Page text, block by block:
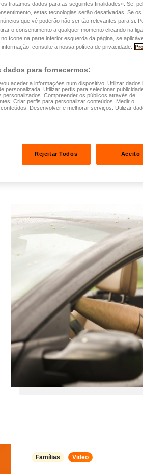
Ondas de calor:
proteger toda a
Descubra como proteger a
idosos e dos seus animais de
Bastam alguns gestos
associados às temperaturas
Famílias Video
tratamos dados para as seguintes finalidades». Se,
estas tecnologias serão desativadas. Se os
que vê poderão não ser tão relevantes para si.
o consentimento a qualquer momento clicando na
ícone na parte inferior esquerda da página, se
consulte a nossa política de privacidade.
para fornecermos:
aceder a informações num dispositivo. Utilizar dados
personalizada. Utilizar perfis para selecionar
Compreender os públicos através de
Criar perfis para personalizar conteúdos. Medir o
Desenvolver e melhorar serviços. Utilizar
Rejeitar Todos Aceito